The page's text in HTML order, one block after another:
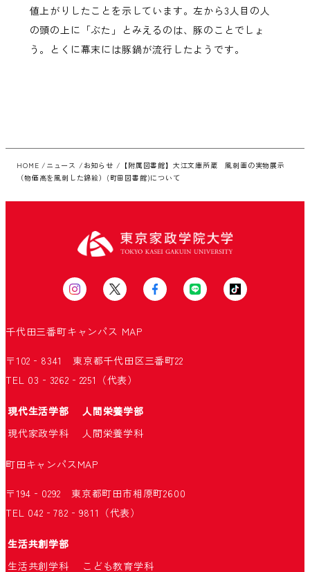
値上がりしたことを示しています。左から3人目の人
の頭の上に「ぶた」とみえるのは、豚のことでしょ
う。とくに幕末には豚鍋が流行したようです。
HOME ニュース お知らせ
【附属図書館】大江文庫所蔵 風刺画の実物展示
（物価高を風刺した錦絵）(町田図書館)について
千代田三番町キャンパス MAP
〒102‐8341 東京都千代田区三番町22
TEL 03‐3262‐2251（代表）
現代生活学部
人間栄養学部
現代家政学科
人間栄養学科
町田キャンパスMAP
〒194‐0292 東京都町田市相原町2600
TEL 042‐782‐9811（代表）
生活共創学部
生活共創学科
こども教育学科